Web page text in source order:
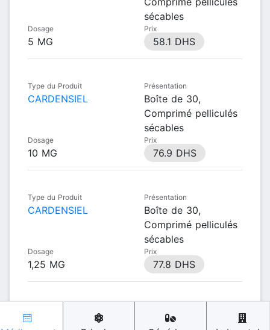
sécables
Dosage
5 MG
Prix
58.1 DHS
Type du Produit
CARDENSIEL
Présentation
Boîte de 30,
Comprimé pelliculés
sécables
Dosage
10 MG
Prix
76.9 DHS
Type du Produit
CARDENSIEL
Présentation
Boîte de 30,
Comprimé pelliculés
sécables
Dosage
1,25 MG
Prix
77.8 DHS